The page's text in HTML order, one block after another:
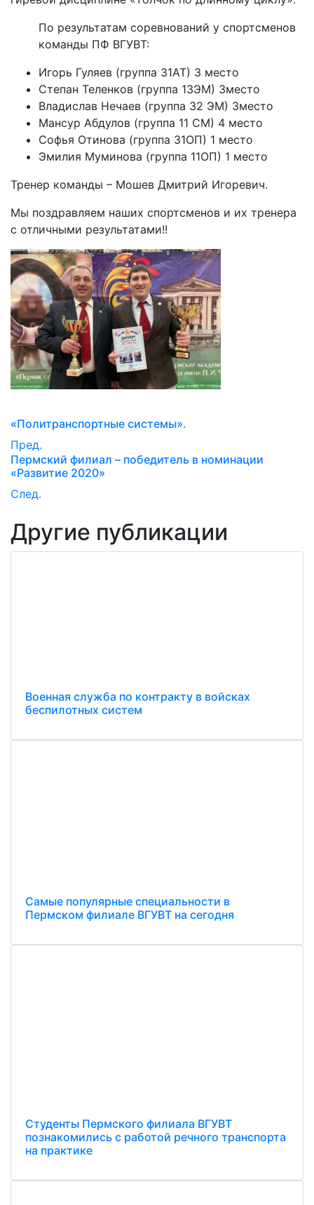
По результатам соревнований у спортсменов
команды ПФ ВГУВТ:
Игорь Гуляев (группа 31АТ) 3 место
Степан Теленков (группа 13ЭМ) 3место
Владислав Нечаев (группа 32 ЭМ) 3место
Мансур Абдулов (группа 11 СМ) 4 место
Софья Отинова (группа 31ОП) 1 место
Эмилия Муминова (группа 11ОП) 1 место
Тренер команды – Мошев Дмитрий Игоревич.
Мы поздравляем наших спортсменов и их тренера
с отличными результатами!!
«Политранспортные системы».
Пред.
Пермский филиал – победитель в номинации
«Развитие 2020»
След.
Другие публикации
Военная служба по контракту в войсках
беспилотных систем
Самые популярные специальности в
Пермском филиале ВГУВТ на сегодня
Студенты Пермского филиала ВГУВТ
познакомились с работой речного транспорта
на практике